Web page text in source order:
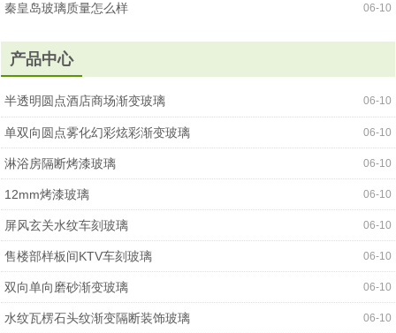
06-10
秦皇岛玻璃质量怎么样
产品中心
06-10
半透明圆点酒店商场渐变玻璃
06-10
单双向圆点雾化幻彩炫彩渐变玻璃
06-10
淋浴房隔断烤漆玻璃
06-10
12mm烤漆玻璃
06-10
屏风玄关水纹车刻玻璃
06-10
售楼部样板间KTV车刻玻璃
06-10
双向单向磨砂渐变玻璃
06-10
水纹瓦楞石头纹渐变隔断装饰玻璃